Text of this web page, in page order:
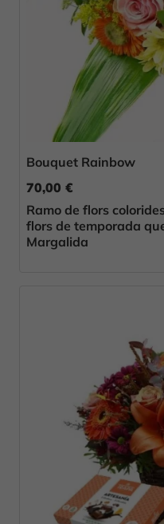
Bouquet Rainbow
70,00 €
Ramo de flors
flors de temporada
Margalida